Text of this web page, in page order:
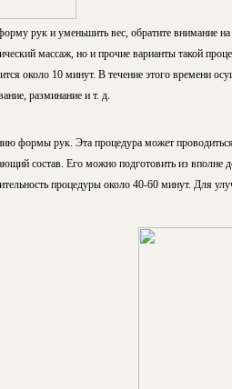
рук и уменьшить вес, обратите внимание
массаж, но и прочие варианты такой
около 10 минут. В течение этого времени
разминание и т. д.
формы рук. Эта процедура может
состав. Его можно подготовить из вполне
процедуры около 40-60 минут. Для